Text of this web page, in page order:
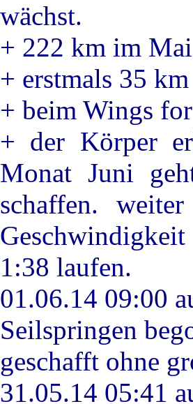
wächst.
+ 222 km im Mai
+ erstmals 35
+ beim Wings
+ der Körper
Monat Juni
schaffen.
1:38 laufen.
01.06.14 09:00
Seilspringen
geschafft ohne
31.05.14 05:41